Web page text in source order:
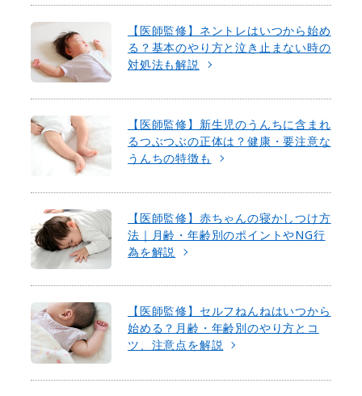
【医師監修】ネントレはいつから始め
る？基本のやり方と泣き止まない時の
対処法も解説
【医師監修】新生児のうんちに含まれ
るつぶつぶの正体は？健康・要注意な
うんちの特徴も
【医師監修】赤ちゃんの寝かしつけ方
法｜月齢・年齢別のポイントやNG行
為を解説
【医師監修】セルフねんねはいつから
始める？月齢・年齢別のやり方とコ
ツ、注意点を解説